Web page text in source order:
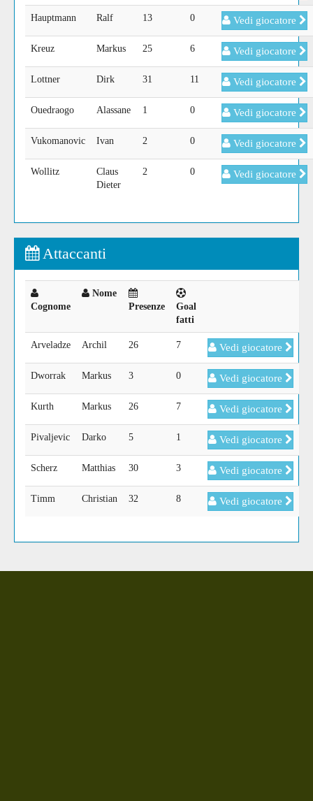
Hauptmann Ralf 13 0 Vedi giocatore
Kreuz Markus 25 6 Vedi giocatore
Lottner Dirk 31 11 Vedi giocatore
Ouedraogo Alassane 1 0 Vedi giocatore
Vukomanovic Ivan 2 0 Vedi giocatore
Wollitz
Claus
Dieter
2 0 Vedi giocatore
Attaccanti
Cognome
Nome
Presenze
Goal
fatti
Arveladze Archil 26 7 Vedi giocatore
Dworrak Markus 3 0 Vedi giocatore
Kurth Markus 26 7 Vedi giocatore
Pivaljevic Darko 5 1 Vedi giocatore
Scherz Matthias 30 3 Vedi giocatore
Timm Christian 32 8 Vedi giocatore